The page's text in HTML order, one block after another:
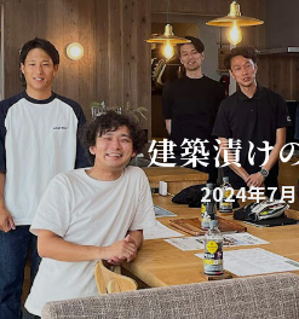
建築漬け
2024年7